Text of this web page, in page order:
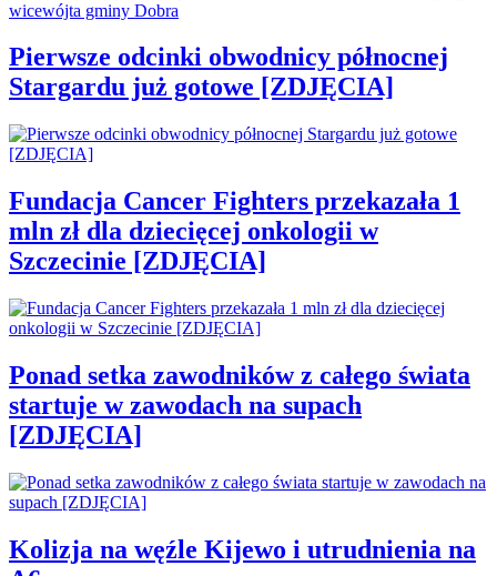
Pierwsze odcinki obwodnicy północnej
Stargardu już gotowe [ZDJĘCIA]
Fundacja Cancer Fighters przekazała 1
mln zł dla dziecięcej onkologii w
Szczecinie [ZDJĘCIA]
Ponad setka zawodników z całego świata
startuje w zawodach na supach
[ZDJĘCIA]
Kolizja na węźle Kijewo i utrudnienia na